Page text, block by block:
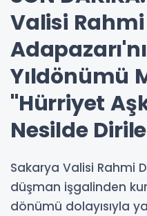
Valisi
Yıldönümü
"Hürriyet
Nesilde
Sakarya Valisi Rahmi
düşman işgalinden
dönümü dolayısıyla